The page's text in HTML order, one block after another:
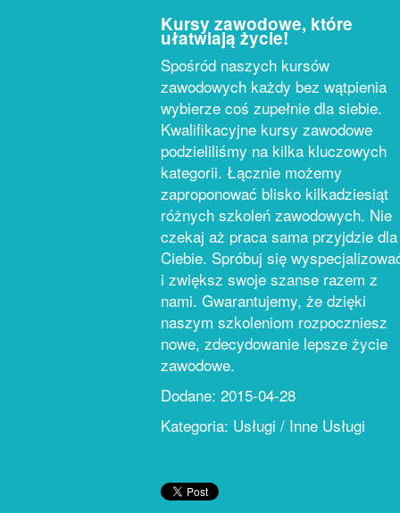
Kursy zawodowe, które
ułatwiają życie!
Spośród naszych kursów
zawodowych każdy bez wątpienia
wybierze coś zupełnie dla siebie.
Kwalifikacyjne kursy zawodowe
podzieliliśmy na kilka kluczowych
kategorii. Łącznie możemy
zaproponować blisko kilkadziesiąt
różnych szkoleń zawodowych. Nie
czekaj aż praca sama przyjdzie dla
Ciebie. Spróbuj się
i zwiększ swoje szanse razem z
nami. Gwarantujemy, że dzięki
naszym szkoleniom rozpoczniesz
nowe, zdecydowanie lepsze życie
zawodowe.
Dodane: 2015-04-28
Kategoria: Usługi / Inne Usługi